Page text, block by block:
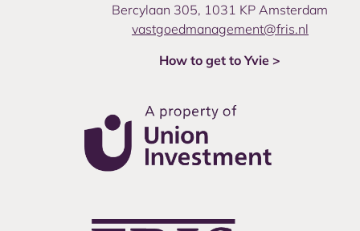
Bercylaan 305, 1031 KP Amsterdam
vastgoedmanagement@fris.nl
How to get to Yvie >